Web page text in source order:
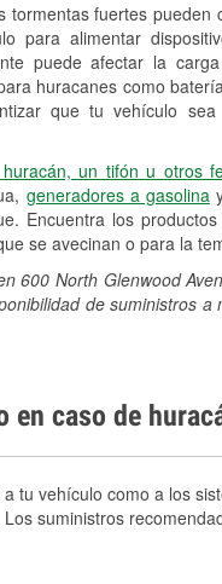
fuertes
para alimentar
puede afectar la
huracanes como
que tu vehículo
un tifón u otros
generadores a gasolina
Encuentra los
se avecinan o para la
600 North Glenwood
de suministros a
en caso de
tu vehículo como a los
suministros